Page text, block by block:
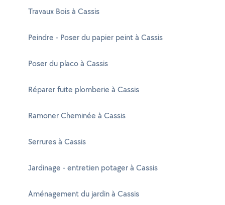
Travaux Bois à Cassis
Peindre - Poser du papier peint à Cassis
Poser du placo à Cassis
Réparer fuite plomberie à Cassis
Ramoner Cheminée à Cassis
Serrures à Cassis
Jardinage - entretien potager à Cassis
Aménagement du jardin à Cassis